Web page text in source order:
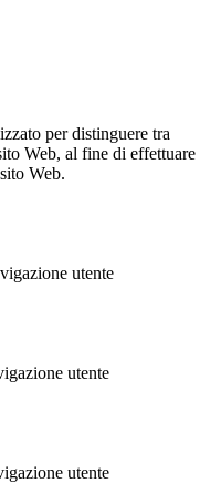
per distinguere tra
Web, al fine di effettuare
Web.
utente
utente
utente